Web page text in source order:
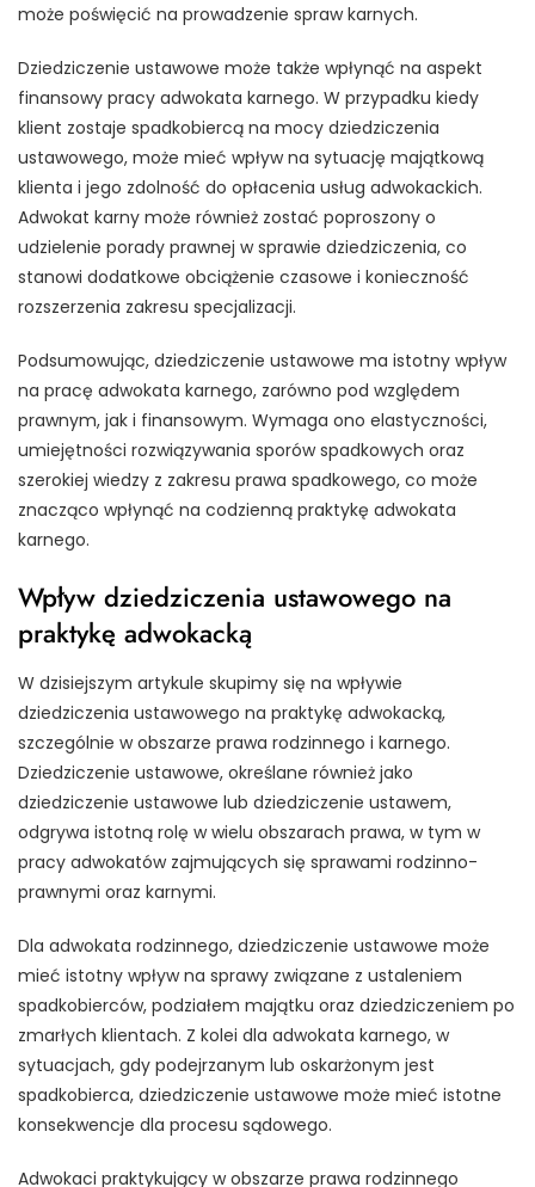
może poświęcić na prowadzenie spraw karnych.
Dziedziczenie ustawowe może także wpłynąć na aspekt
finansowy pracy adwokata karnego. W przypadku kiedy
klient zostaje spadkobiercą na mocy dziedziczenia
ustawowego, może mieć wpływ na sytuację majątkową
klienta i jego zdolność do opłacenia usług adwokackich.
Adwokat karny może również zostać poproszony o
udzielenie porady prawnej w sprawie dziedziczenia, co
stanowi dodatkowe obciążenie czasowe i konieczność
rozszerzenia zakresu specjalizacji.
Podsumowując, dziedziczenie ustawowe ma istotny wpływ
na pracę adwokata karnego, zarówno pod względem
prawnym, jak i finansowym. Wymaga ono elastyczności,
umiejętności rozwiązywania sporów spadkowych oraz
szerokiej wiedzy z zakresu prawa spadkowego, co może
znacząco wpłynąć na codzienną praktykę adwokata
karnego.
Wpływ dziedziczenia ustawowego na
praktykę adwokacką
W dzisiejszym artykule skupimy się na wpływie
dziedziczenia ustawowego na praktykę adwokacką,
szczególnie w obszarze prawa rodzinnego i karnego.
Dziedziczenie ustawowe, określane również jako
dziedziczenie ustawowe lub dziedziczenie ustawem,
odgrywa istotną rolę w wielu obszarach prawa, w tym w
pracy adwokatów zajmujących się sprawami rodzinno-
prawnymi oraz karnymi.
Dla adwokata rodzinnego, dziedziczenie ustawowe może
mieć istotny wpływ na sprawy związane z ustaleniem
spadkobierców, podziałem majątku oraz dziedziczeniem po
zmarłych klientach. Z kolei dla adwokata karnego, w
sytuacjach, gdy podejrzanym lub oskarżonym jest
spadkobierca, dziedziczenie ustawowe może mieć istotne
konsekwencje dla procesu sądowego.
Adwokaci praktykujący w obszarze prawa rodzinnego